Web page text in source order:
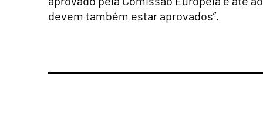
devem também estar aprovados”.